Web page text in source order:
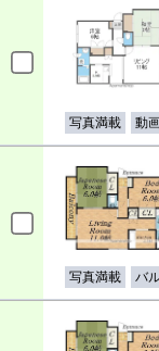
写真満載 動
写真満載 バ